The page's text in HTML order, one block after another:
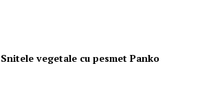
Snitele vegetale cu pesmet Panko